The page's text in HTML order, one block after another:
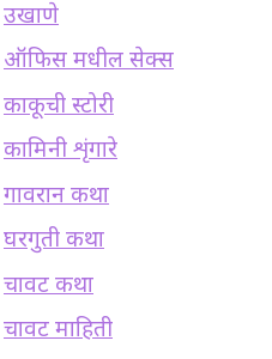
उखाणे
ऑफिस मधील सेक्स
काकूची स्टोरी
कामिनी शृंगारे
गावरान कथा
घरगुती कथा
चावट कथा
चावट माहिती